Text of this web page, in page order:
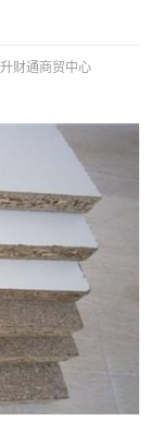
财通商贸中心